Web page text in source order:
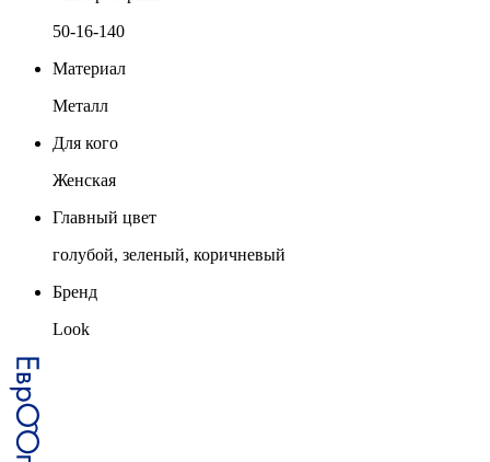
50-16-140
Материал
Металл
Для кого
Женская
Главный цвет
голубой, зеленый, коричневый
Бренд
Look